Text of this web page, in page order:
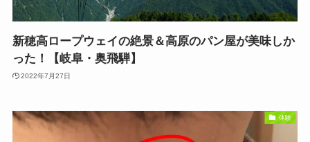
新穂高ロープウェイの絶景＆高原のパン屋が美味しか
った！【岐阜・奥飛騨】
2022年7月27日
体験